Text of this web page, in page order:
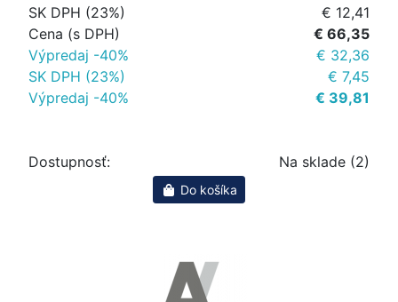
SK DPH (23%)
€ 12,41
Cena (s DPH)
€ 66,35
Výpredaj -40%
€ 32,36
SK DPH (23%)
€ 7,45
Výpredaj -40%
€ 39,81
Dostupnosť: Na sklade (2)
Do košíka